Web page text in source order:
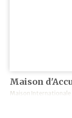
Maison
Maison Internationale